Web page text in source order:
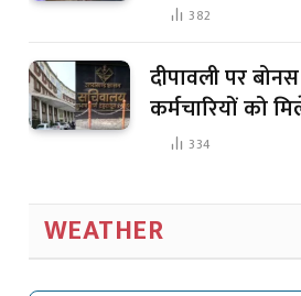
382
दीपावली पर
कर्मचारियों को
334
WEATHER